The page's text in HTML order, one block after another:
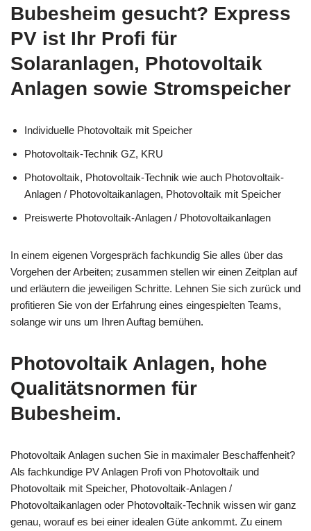
Bubesheim gesucht? Express
PV ist Ihr Profi für
Solaranlagen, Photovoltaik
Anlagen sowie Stromspeicher
Individuelle Photovoltaik mit Speicher
Photovoltaik-Technik GZ, KRU
Photovoltaik, Photovoltaik-Technik wie auch Photovoltaik-
Anlagen / Photovoltaikanlagen, Photovoltaik mit Speicher
Preiswerte Photovoltaik-Anlagen / Photovoltaikanlagen
In einem eigenen Vorgespräch fachkundig Sie alles über das
Vorgehen der Arbeiten; zusammen stellen wir einen Zeitplan auf
und erläutern die jeweiligen Schritte. Lehnen Sie sich zurück und
profitieren Sie von der Erfahrung eines eingespielten Teams,
solange wir uns um Ihren Auftag bemühen.
Photovoltaik Anlagen, hohe
Qualitätsnormen für
Bubesheim.
Photovoltaik Anlagen suchen Sie in maximaler Beschaffenheit?
Als fachkundige PV Anlagen Profi von Photovoltaik und
Photovoltaik mit Speicher, Photovoltaik-Anlagen /
Photovoltaikanlagen oder Photovoltaik-Technik wissen wir ganz
genau, worauf es bei einer idealen Güte ankommt. Zu einem